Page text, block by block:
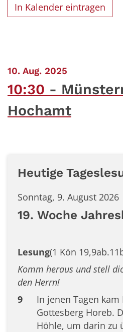
In Kalender eintragen
10. Aug. 2025
10:30
Hochamt
Heutige
Sonntag, 9. August 2026
19. Woche
Lesung(1 Kön
Komm heraus und stell
den Herrn!
9
In jenen Tagen kam
Gottesberg Horeb.
Höhle, um darin zu